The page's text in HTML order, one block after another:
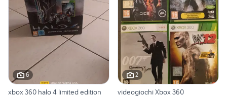
6
xbox 360 halo 4 limited edition
2
videogiochi Xbox 360